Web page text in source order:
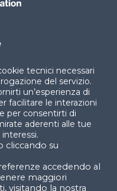
Milano Dipartimento
tecnici necessari
del servizio.
un’esperienza di
facilitare le interazioni
per consentirti di
aderenti alle tue
cliccando su
accedendo al
maggiori
visitando la nostra